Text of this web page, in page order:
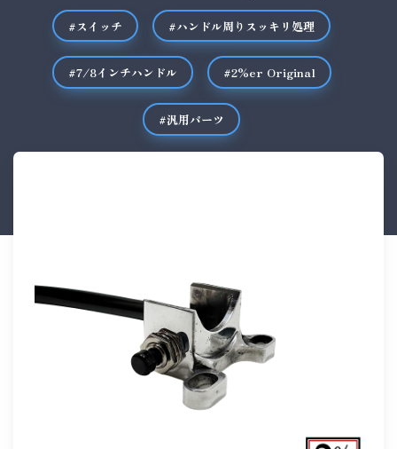
#スイッチ #ハンドル周りスッキリ処理
#7/8インチハンドル #2%er Original
#汎用パーツ